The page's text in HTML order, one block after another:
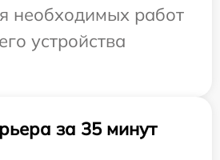
необходимых работ
устройства
за 35 минут